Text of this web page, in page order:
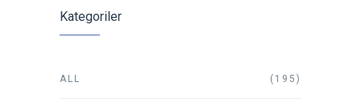
Kategoriler
ALL (195)